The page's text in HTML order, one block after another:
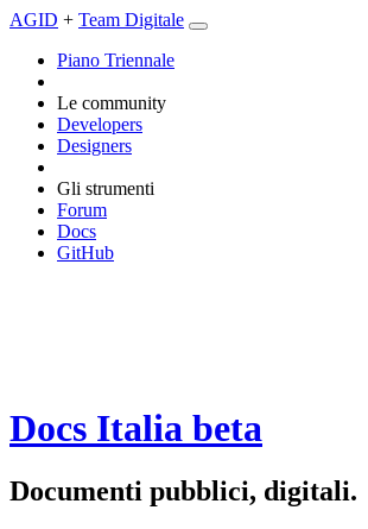
AGID + Team Digitale
Piano Triennale
Le community
Developers
Designers
Gli strumenti
Forum
Docs
GitHub
Docs Italia beta
Documenti pubblici, digitali.